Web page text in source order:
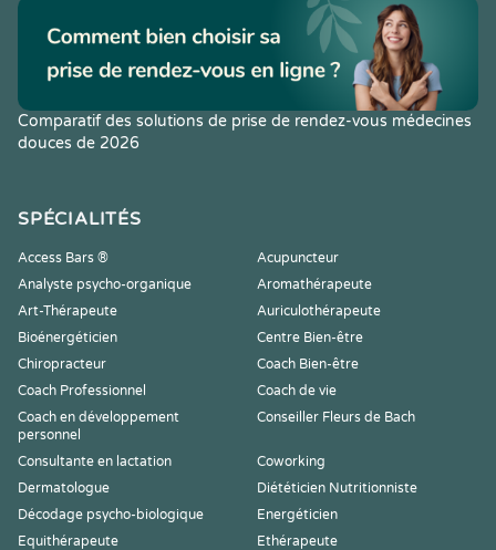
Comparatif des solutions de prise de rendez-vous médecines
douces de 2026
SPÉCIALITÉS
Access Bars ®
Acupuncteur
Analyste psycho-organique
Aromathérapeute
Art-Thérapeute
Auriculothérapeute
Bioénergéticien
Centre Bien-être
Chiropracteur
Coach Bien-être
Coach Professionnel
Coach de vie
Coach en développement
personnel
Conseiller Fleurs de Bach
Consultante en lactation
Coworking
Dermatologue
Diététicien Nutritionniste
Décodage psycho-biologique
Energéticien
Equithérapeute
Ethérapeute